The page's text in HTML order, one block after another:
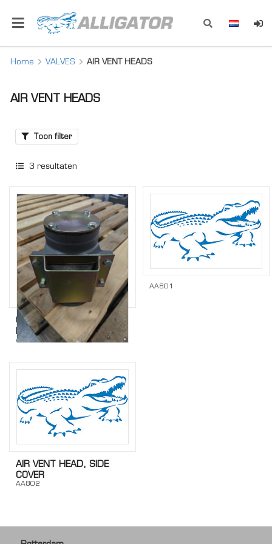
Home VALVES AIR VENT HEADS
AIR VENT HEADS
Toon filter
3 resultaten
ONT- EN
BELUCHTINGSAFSLUITER
AA800
AA801
AIR VENT HEAD, SIDE
COVER
AA802